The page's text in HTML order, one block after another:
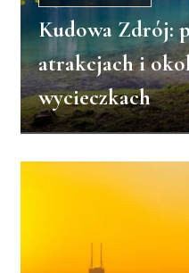
Kudowa Zdrój:
atrakcjach i
wycieczkach